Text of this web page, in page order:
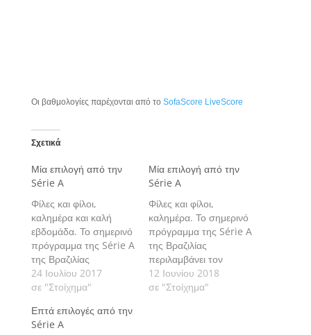
Οι βαθμολογίες παρέχονται από το SofaScore LiveScore
Σχετικά
Μία επιλογή από την
Série A
Φίλες και φίλοι,
καλημέρα και καλή
εβδομάδα. Το σημερινό
πρόγραμμα της Série A
της Βραζιλίας
περιλαμβάνει τον
αγώνα που διεξάγεται
Pompeu de Toledo,
όπου η São Paulo
24 Ιουλίου 2017
σε "Στοίχημα"
Μία επιλογή από την
Série A
Φίλες και φίλοι,
καλημέρα. Το σημερινό
πρόγραμμα της Série A
της Βραζιλίας
περιλαμβάνει τον
αγώνα που διεξάγεται
στο Estádio Cícero
12 Ιουνίου 2018
σε "Στοίχημα"
Επτά επιλογές από την
Série A